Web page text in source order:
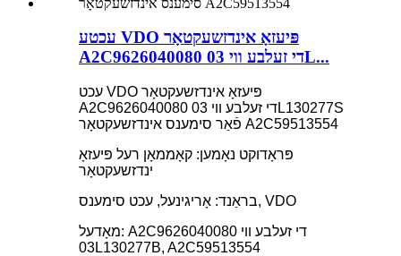
עכטע VDO פּיעזאָ אינדזשעקטאָר
A2C9626040080 די זעלבע ווי 03L...
עכט VDO פּיעזאָ אינדזשעקטאָר
A2C9626040080 די זעלבע ווי 03L130277S
פֿאַר סימענס אינדזשעקטאָר A2C59513554
פּראָדוקט נאָמען: קאָממאָן רעל פּיעזאָ
ינדזשעקטאָר
בראַנד: אָריגינעל, עכט סימענס, VDO
מאָדעל: A2C9626040080 די זעלבע ווי
03L130277B, A2C59513554